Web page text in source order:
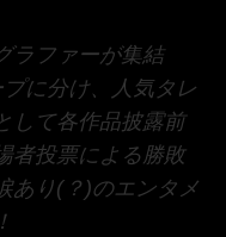
ラファーが集結
に分け、人気タレ
して各作品披露前
者投票による勝敗
あり(？)のエンタメ